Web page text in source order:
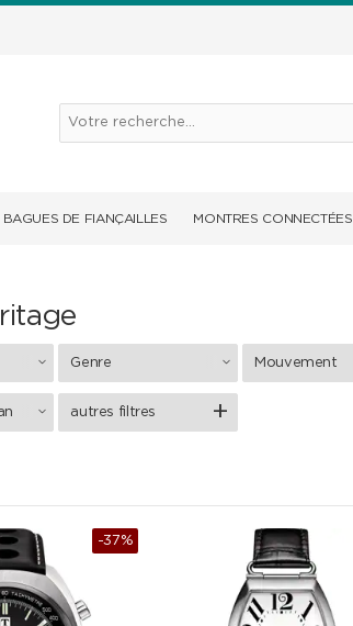
BAGUES DE FIANÇAILLES MONTRES CONNECTÉES
Genre Mouvement
autres filtres
-37%